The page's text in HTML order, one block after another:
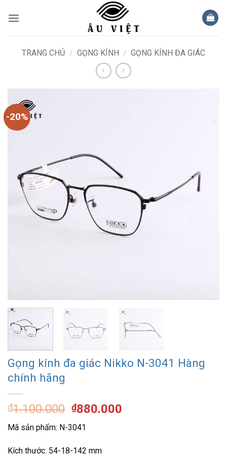
qua
TRANG CHỦ / GỌNG KÍNH / GỌNG KÍNH ĐA GIÁC
-20%
Gọng kính đa giác Nikko N-3041 Hàng
chính hãng
₫1.100.000 Giá
gốc
là:
₫1.100.000.
₫880.000
Mã sản phẩm: N-3041
Kích thước: 54-18-142 mm